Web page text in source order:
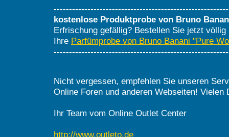
kostenlose Produktprobe von Bruno
Erfrischung gefällig? Bestellen Sie jetzt völlig
Ihre Parfümprobe von Bruno Banani "Pure
Nicht vergessen, empfehlen Sie unseren
Online Foren und anderen Webseiten! Vielen
Ihr Team vom Online Outlet Center
http://www.outleto.de